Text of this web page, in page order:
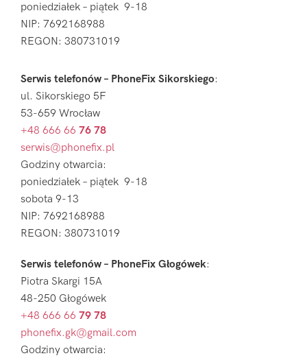
poniedziałek – piątek 9-18
NIP: 7692168988
REGON: 380731019
Serwis telefonów – PhoneFix Sikorskiego:
ul. Sikorskiego 5F
53-659 Wrocław
+48 666 66 76 78
serwis@phonefix.pl
Godziny otwarcia:
poniedziałek – piątek 9-18
sobota 9-13
NIP: 7692168988
REGON: 380731019
Serwis telefonów – PhoneFix Głogówek:
Piotra Skargi 15A
48-250 Głogówek
+48 666 66 79 78
phonefix.gk@gmail.com
Godziny otwarcia: